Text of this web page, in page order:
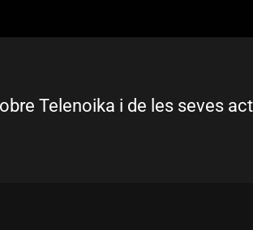
Telenoika i de les seves